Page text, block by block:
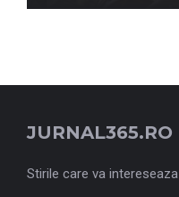
JURNAL365.RO
Stirile care va intereseaza